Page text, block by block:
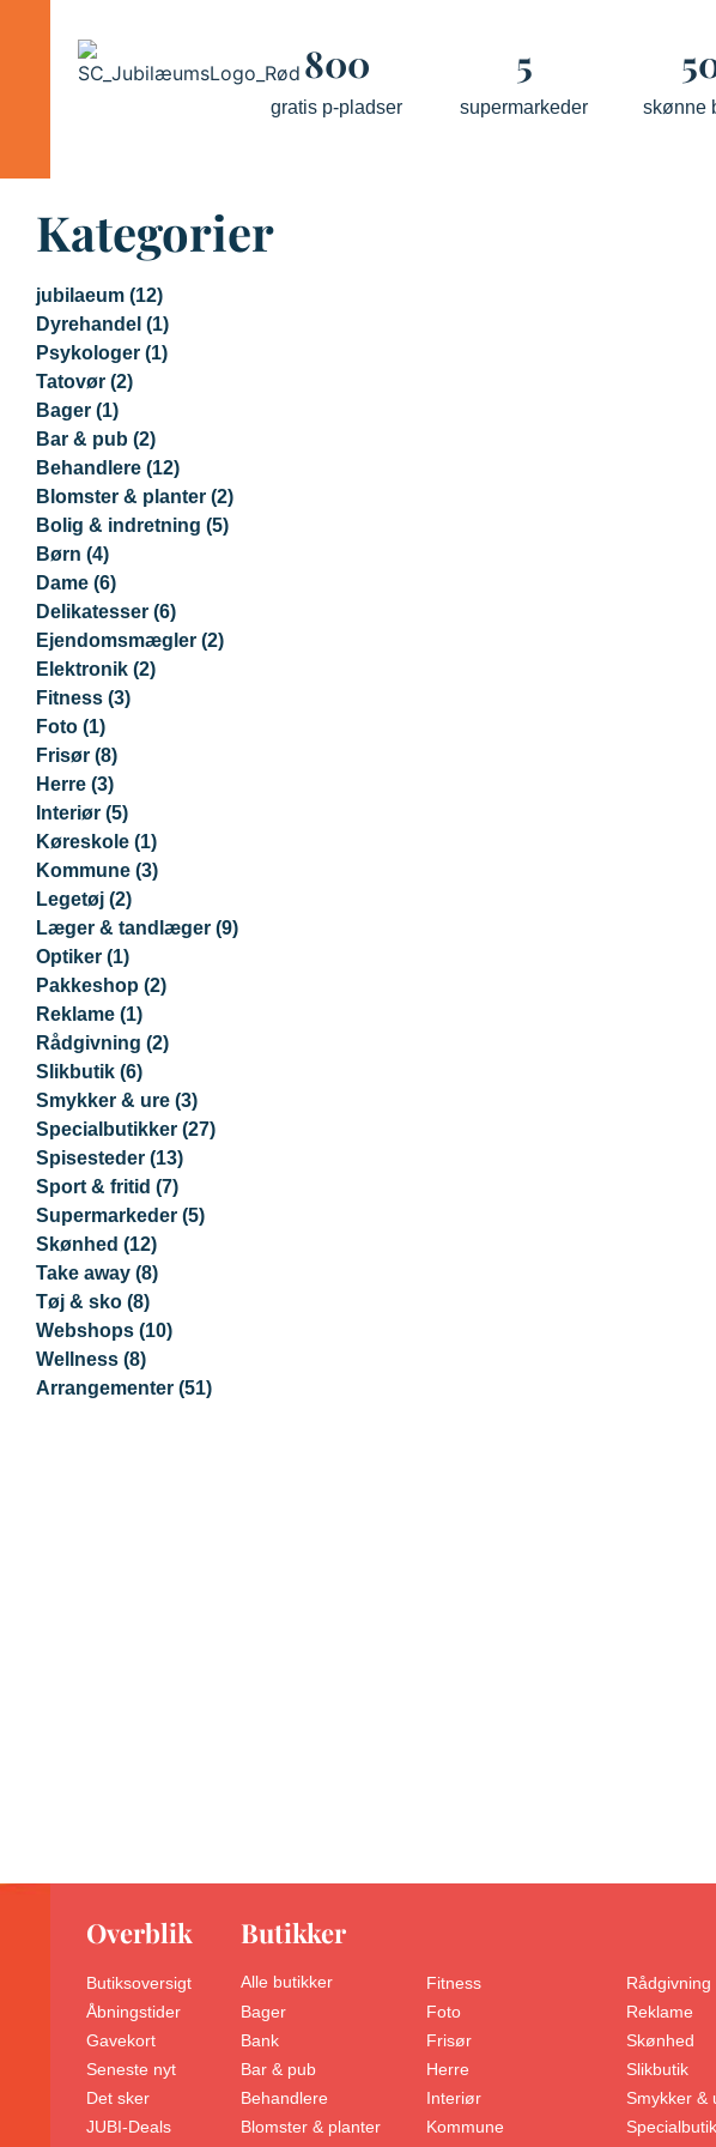
800
gratis p-pladser
5
supermarkeder skønne
Kategorier
jubilaeum (12)
Dyrehandel (1)
Psykologer (1)
Tatovør (2)
Bager (1)
Bar & pub (2)
Behandlere (12)
Blomster & planter (2)
Bolig & indretning (5)
Børn (4)
Dame (6)
Delikatesser (6)
Ejendomsmægler (2)
Elektronik (2)
Fitness (3)
Foto (1)
Frisør (8)
Herre (3)
Interiør (5)
Køreskole (1)
Kommune (3)
Legetøj (2)
Læger & tandlæger (9)
Optiker (1)
Pakkeshop (2)
Reklame (1)
Rådgivning (2)
Slikbutik (6)
Smykker & ure (3)
Specialbutikker (27)
Spisesteder (13)
Sport & fritid (7)
Supermarkeder (5)
Skønhed (12)
Take away (8)
Tøj & sko (8)
Webshops (10)
Wellness (8)
Arrangementer (51)
Overblik
Butiksoversigt
Åbningstider
Gavekort
Seneste nyt
Det sker
JUBI-Deals
Butikker
Alle butikker
Bager
Bank
Bar & pub
Behandlere
Blomster & planter
Fitness
Foto
Frisør
Herre
Interiør
Kommune
Rådgivning
Reklame
Skønhed
Slikbutik
Smykker &